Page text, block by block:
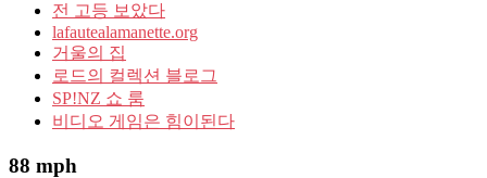
전 고등 보았다
lafautealamanette.org
거울의 집
로드의 컬렉션 블로그
SP!NZ 쇼 룸
비디오 게임은 힘이된다
88 mph